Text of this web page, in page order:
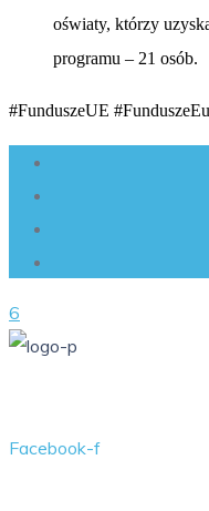
oświaty, którzy
programu – 21 osób.
#FunduszeUE
6
Facebook-f